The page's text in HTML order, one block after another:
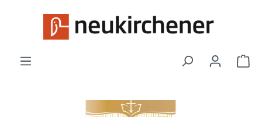
Zum Hauptinhalt springen
Bildergalerie überspringen